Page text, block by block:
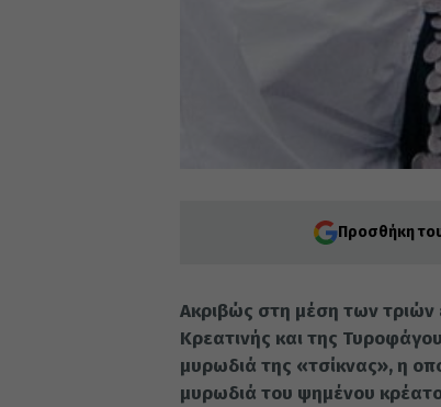
Προσθήκη
Ακριβώς στη μέση των
Κρεατινής και της
μυρωδιά της «τσίκνας», η
μυρωδιά του ψημένου